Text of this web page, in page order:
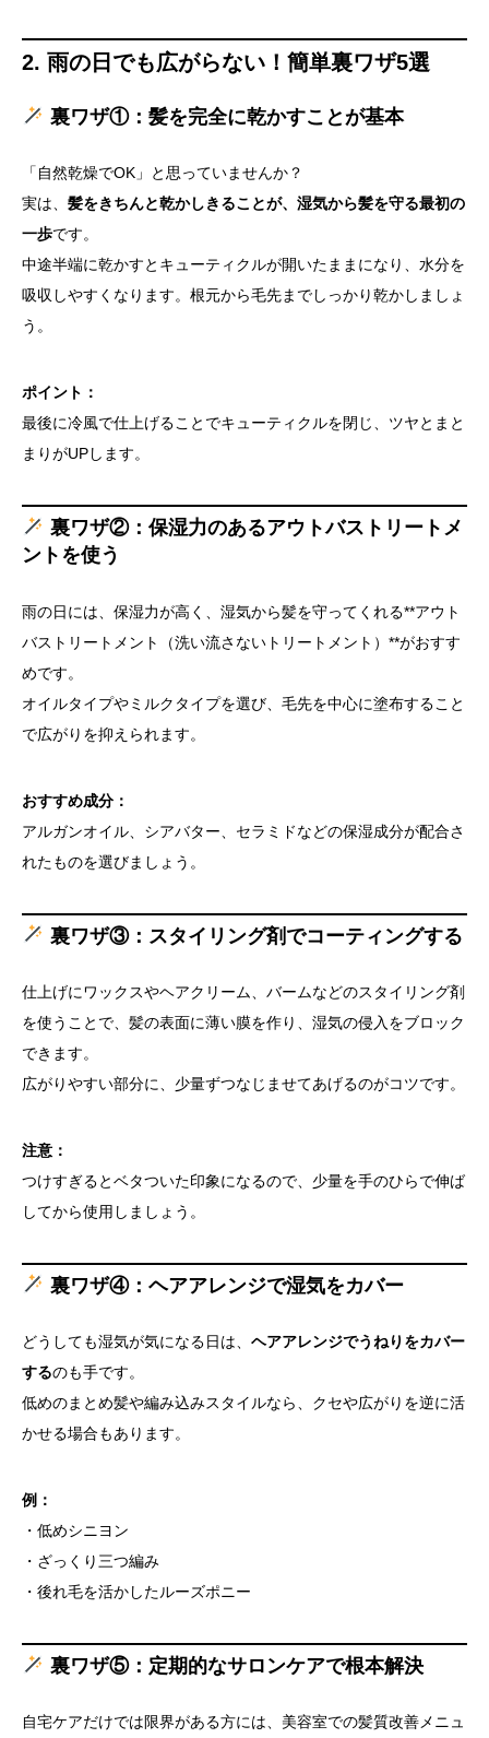
2. 雨の日でも広がらない！簡単裏ワザ5選
裏ワザ①：髪を完全に乾かすことが基本
「自然乾燥でOK」と思っていませんか？
実は、 髪をきちんと乾かしきることが、湿気から髪を守る最初の
一歩です。
中途半端に乾かすとキューティクルが開いたままになり、水分を
吸収しやすくなります。根元から毛先までしっかり乾かしましょ
う。
ポイント：
最後に冷風で仕上げることでキューティクルを閉じ、ツヤとまと
まりがUPします。
裏ワザ②：保湿力のあるアウトバストリートメ
ントを使う
雨の日には、保湿力が高く、湿気から髪を守ってくれる**アウト
バストリートメント（洗い流さないトリートメント）**がおすす
めです。
オイルタイプやミルクタイプを選び、毛先を中心に塗布すること
で広がりを抑えられます。
おすすめ成分：
アルガンオイル、シアバター、セラミドなどの保湿成分が配合さ
れたものを選びましょう。
裏ワザ③：スタイリング剤でコーティングする
仕上げにワックスやヘアクリーム、バームなどのスタイリング剤
を使うことで、髪の表面に薄い膜を作り、湿気の侵入をブロック
できます。
広がりやすい部分に、少量ずつなじませてあげるのがコツです。
注意：
つけすぎるとベタついた印象になるので、少量を手のひらで伸ば
してから使用しましょう。
裏ワザ④：ヘアアレンジで湿気をカバー
どうしても湿気が気になる日は、 ヘアアレンジでうねりをカバー
するのも手です。
低めのまとめ髪や編み込みスタイルなら、クセや広がりを逆に活
かせる場合もあります。
例：
・低めシニヨン
・ざっくり三つ編み
・後れ毛を活かしたルーズポニー
裏ワザ⑤：定期的なサロンケアで根本解決
自宅ケアだけでは限界がある方には、美容室での髪質改善メニュ